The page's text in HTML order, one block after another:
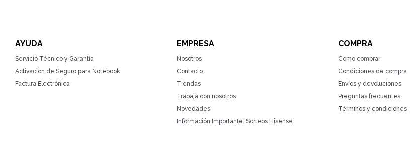
AYUDA
Servicio Técnico y Garantía
Activación de Seguro para Notebook
Factura Electrónica
EMPRESA
Nosotros
Contacto
Tiendas
Trabaja con nosotros
Novedades
Información Importante: Sorteos Hisense
COMPRA
Cómo comprar
Condiciones de compra
Envíos y devoluciones
Preguntas frecuentes
Términos y condiciones